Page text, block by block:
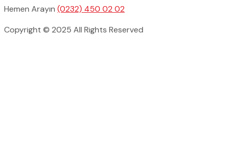
Hemen Arayın (0232) 450 02 02
Copyright © 2025 All Rights Reserved